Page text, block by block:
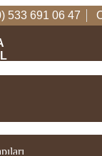
533 691 06 47